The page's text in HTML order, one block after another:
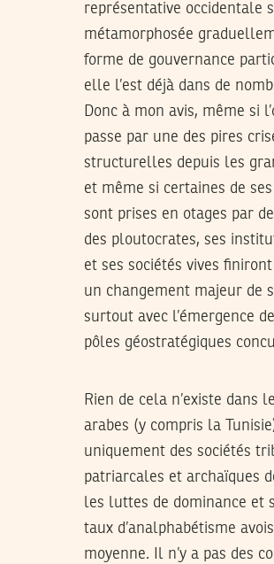
représentative occidentale
métamorphosée
forme de gouvernance
elle l’est déjà dans de
Donc à mon avis, même si
passe par une des pires
structurelles depuis les
et même si certaines de
sont prises en otages par
des ploutocrates, ses
et ses sociétés vives
un changement majeur de
surtout avec l’émergence
pôles géostratégiques
Rien de cela n’existe dans
arabes (y compris la
uniquement des sociétés
patriarcales et archaïques
les luttes de dominance et
taux d’analphabétisme
moyenne. Il n’y a pas des